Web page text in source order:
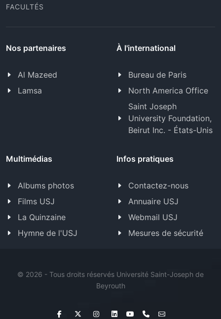
FACULTÉS
Nos partenaires
Al Mazeed
Lamsa
À l'international
Bureau de Paris
North America Office
Saint Joseph
University Foundation,
Beirut Inc. - États-Unis
Multimédias
Albums photos
Films USJ
La Quinzaine
Hymne de l'USJ
Infos pratiques
Contactez-nous
Annuaire USJ
Webmail USJ
Mesures de sécurité
© 2026 - Tous droits réservés Université Saint-Joseph de
Beyrouth